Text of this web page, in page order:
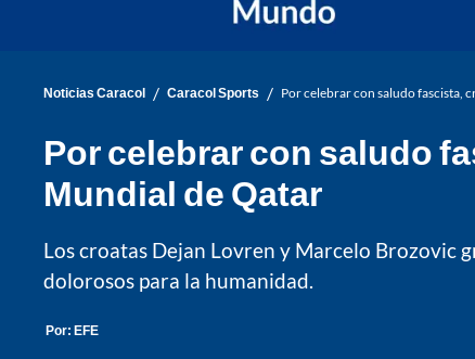
Noticias Caracol / Caracol Sports / Por celebrar con saludo fascista,
Por celebrar con saludo
Mundial de Qatar
Los croatas Dejan Lovren y Marcelo Brozovic
dolorosos para la humanidad.
Por: EFE